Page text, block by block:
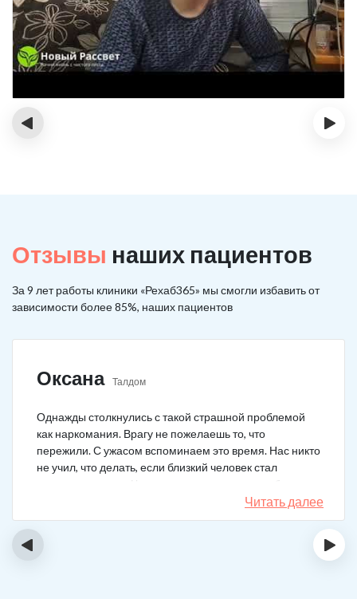
‹ ›
Отзывы наших пациентов
За 9 лет работы клиники «Рехаб365» мы смогли избавить от
зависимости более 85%, наших пациентов
Оксана Талдом
Однажды столкнулись с такой страшной проблемой
как наркомания. Врагу не пожелаешь то, что
пережили. С ужасом вспоминаем это время. Нас никто
не учил, что делать, если близкий человек стал
наркозависимым. Честно говоря, надежды не было,
думали, что все лечение бесполезно, но решили
попробовать и отправить родственника в клинику на
Читать далее
‹ ›